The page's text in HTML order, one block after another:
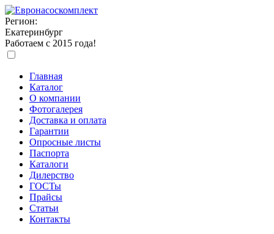
Регион:
Екатеринбург
Работаем с 2015 года!
Главная
Каталог
О компании
Фотогалерея
Доставка и оплата
Гарантии
Опросные листы
Паспорта
Каталоги
Дилерство
ГОСТы
Прайсы
Статьи
Контакты